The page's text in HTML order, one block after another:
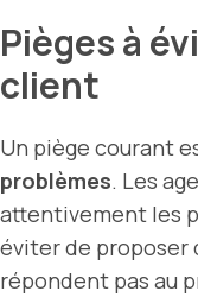
Pièges à
client
Un piège courant
problèmes. Les
attentivement les
éviter de proposer
répondent pas au